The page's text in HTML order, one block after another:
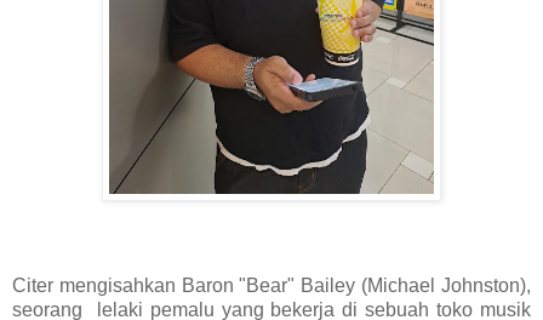
Citer mengisahkan Baron "Bear" Bailey (Michael Johnston),
seorang lelaki pemalu yang bekerja di sebuah toko musik